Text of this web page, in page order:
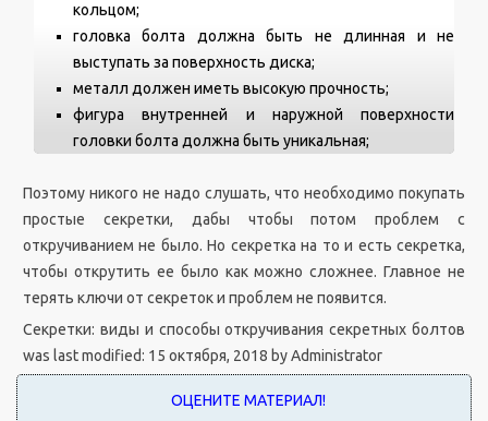
кольцом;
головка болта должна быть не длинная и не
выступать за поверхность диска;
металл должен иметь высокую прочность;
фигура внутренней и наружной поверхности
головки болта должна быть уникальная;
Поэтому никого не надо слушать, что необходимо покупать
простые секретки, дабы чтобы потом проблем с
откручиванием не было. Но секретка на то и есть секретка,
чтобы открутить ее было как можно сложнее. Главное не
терять ключи от секреток и проблем не появится.
Секретки: виды и способы откручивания секретных болтов
was last modified: 15 октября, 2018 byAdministrator